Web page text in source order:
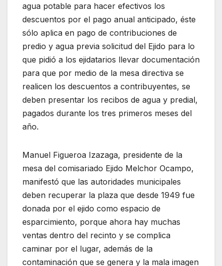
agua potable para hacer efectivos los
descuentos por el pago anual anticipado, éste
sólo aplica en pago de contribuciones de
predio y agua previa solicitud del Ejido para lo
que pidió a los ejidatarios llevar documentación
para que por medio de la mesa directiva se
realicen los descuentos a contribuyentes, se
deben presentar los recibos de agua y predial,
pagados durante los tres primeros meses del
año.
Manuel Figueroa Izazaga, presidente de la
mesa del comisariado Ejido Melchor Ocampo,
manifestó que las autoridades municipales
deben recuperar la plaza que desde 1949 fue
donada por el ejido como espacio de
esparcimiento, porque ahora hay muchas
ventas dentro del recinto y se complica
caminar por el lugar, además de la
contaminación que se genera y la mala imagen